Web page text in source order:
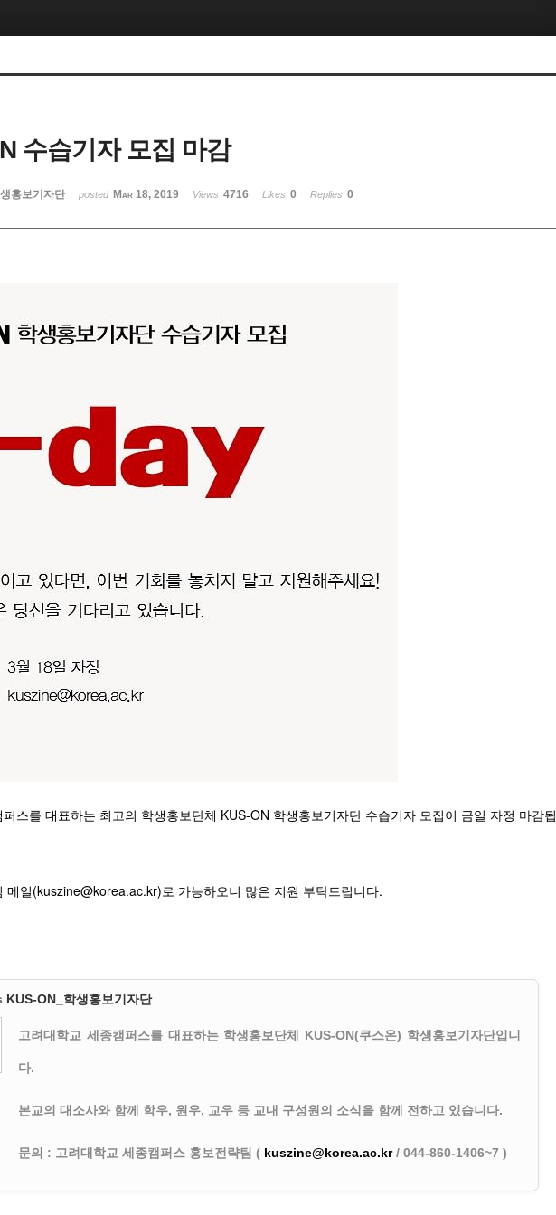
수습기자 모집 마감
홍보기자단 posted Mar 18, 2019 Views 4716 Likes 0 Replies 0
스를 대표하는 최고의 학생홍보단체 KUS-ON 학생홍보기자단 수습기자 모집이 금일 자정 마감됩
메일(kuszine@korea.ac.kr)로 가능하오니 많은 지원 부탁드립니다.
KUS-ON_학생홍보기자단
고려대학교 세종캠퍼스를 대표하는 학생홍보단체 KUS-ON(쿠스온) 학생홍보기자단입니
다.
본교의 대소사와 함께 학우, 원우, 교우 등 교내 구성원의 소식을 함께 전하고 있습니다.
문의 : 고려대학교 세종캠퍼스 홍보전략팀 ( kuszine@korea.ac.kr/ 044-860-1406~7 )